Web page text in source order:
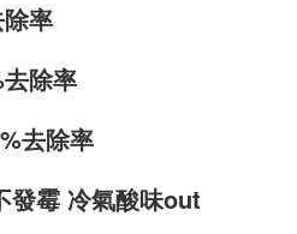
率
除率
去除率
發霉 冷氣酸味out